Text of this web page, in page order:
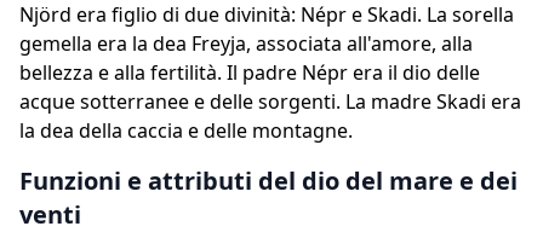
Njörd era figlio di due divinità: Népr e Skadi. La sorella
gemella era la dea Freyja, associata all'amore, alla
bellezza e alla fertilità. Il padre Népr era il dio delle
acque sotterranee e delle sorgenti. La madre Skadi era
la dea della caccia e delle montagne.
Funzioni e attributi del dio del mare e dei
venti